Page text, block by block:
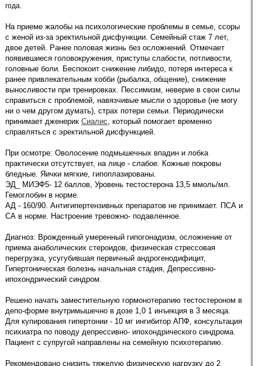
года.
На приеме жалобы на психологические проблемы в семье, ссоры
с женой из-за эректильной дисфункции. Семейный стаж 7 лет,
двое детей. Ранее половая жизнь без осложнений. Отмечает
появившиеся головокружения, приступы слабости, потливости,
головные боли. Беспокоит снижение либидо, потеря интереса к
ранее привлекательным хобби (рыбалка, общение), снижение
выносливости при тренировках. Пессимизм, неверие в свои силы
справиться с проблемой, навязчивые мысли о здоровье (не могу
ни о чем другом думать), страх потери семьи. Периодически
принимает дженерик Сиалис, который помогает временно
справляться с эректильной дисфункцией.
При осмотре: Оволосение подмышечных впадин и лобка
практически отсутствует, на лице - слабое. Кожные покровы
бледные. Яички мягкие, гипоплазированы.
ЭД_ МИЭФ5- 12 баллов, Уровень тестостерона 13,5 ммоль/мл.
Гемоглобин в норме.
АД - 160/90. Антигипертензивных препаратов не принимает. ПСА и
СА в норме. Настроение тревожно- подавленное.
Диагноз: Врожденный умеренный гипогонадизм, осложнение от
приема анаболических стероидов, физическая стрессовая
перегрузка, усугубившая первичный андрогенодифицит,
Гипертоническая болезнь начальная стадия, Депрессивно-
ипохондрический синдром.
Решено начать заместительную гормонотерапию тестостероном в
депо-форме внутримышечно в дозе 1,0 1 инъекция в 3 месяца.
Для купирования гипертонии - 10 мг ингибитор АПФ, консультация
психиатра по поводу депрессивно- ипохондрического синдрома.
Пациент с супругой направлены на семейную психотерапию.
Рекомендовано снизить тяжелую физическую нагрузку до 2